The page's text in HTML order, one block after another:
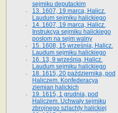
sejmiku deputackim
13. 1607, 19 marca, Halicz.
Laudum sejmiku halickiego
14. 1607, 19 marca, Halicz.
Instrukcya sejmiku halickiego
posłom na sejm walny
15. 1608, 15 września, Halicz.
Laudum sejmiku halickiego
16. 13, 9 września, Halicz.
Laudum sejmiku halickiego
18. 1615, 20 października, pod
Haliczem. Konfederacya
ziemian halickich
19. 1615, 1 grudnia, pod
Haliczem. Uchwały sejmiku
zbrojnego szlachty halickiej